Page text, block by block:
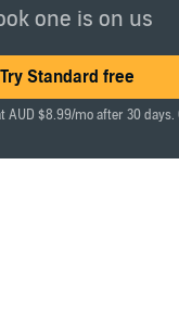
one is on us
Try Standard free
AUD $8.99/mo after 30 days.